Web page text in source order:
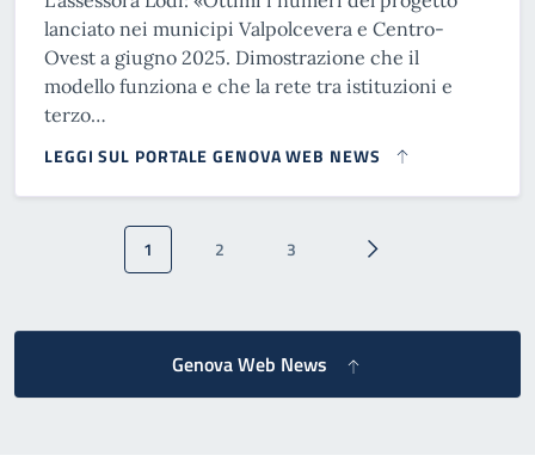
lanciato nei municipi Valpolcevera e Centro-
Ovest a giugno 2025. Dimostrazione che il
modello funziona e che la rete tra istituzioni e
terzo…
LEGGI SUL PORTALE GENOVA WEB NEWS
Paginazione
Pagina attuale
1 Pagina
2 Pagina
3 Pagina successiva
Genova Web News